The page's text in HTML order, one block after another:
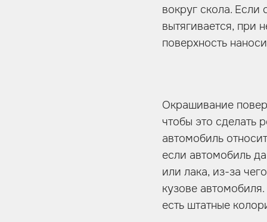
вокруг скола.
вытягивается, при
поверхность
Окрашивание
чтобы это сделать
автомобиль
если автомобиль
или лака, из-за
кузове
есть штатные